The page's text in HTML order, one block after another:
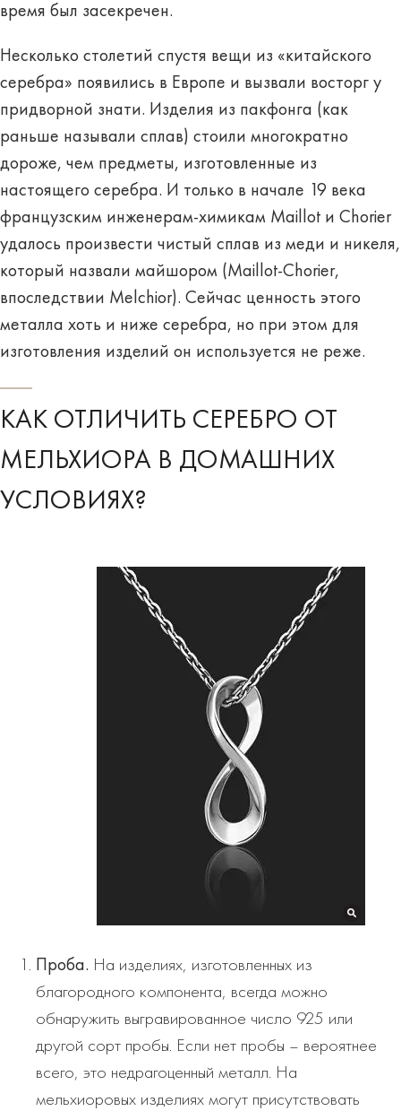
время был засекречен.
Несколько столетий спустя вещи из «китайского
серебра» появились в Европе и вызвали восторг у
придворной знати. Изделия из пакфонга (как
раньше называли сплав) стоили многократно
дороже, чем предметы, изготовленные из
настоящего серебра. И только в начале 19 века
французским инженерам-химикам Maillot и Chorier
удалось произвести чистый сплав из меди и никеля,
который назвали майшором (Maillot-Chorier,
впоследствии Melchior). Сейчас ценность этого
металла хоть и ниже серебра, но при этом для
изготовления изделий он используется не реже.
КАК ОТЛИЧИТЬ СЕРЕБРО ОТ
МЕЛЬХИОРА В ДОМАШНИХ
УСЛОВИЯХ?
Проба. На изделиях, изготовленных из
благородного компонента, всегда можно
обнаружить выгравированное число 925 или
другой сорт пробы. Если нет пробы – вероятнее
всего, это недрагоценный металл. На
мельхиоровых изделиях могут присутствовать